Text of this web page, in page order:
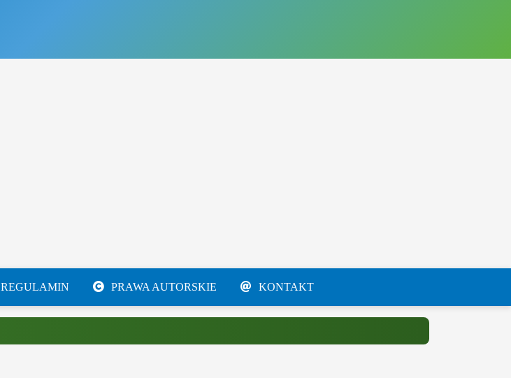
REGULAMIN PRAWA AUTORSKIE KONTAKT